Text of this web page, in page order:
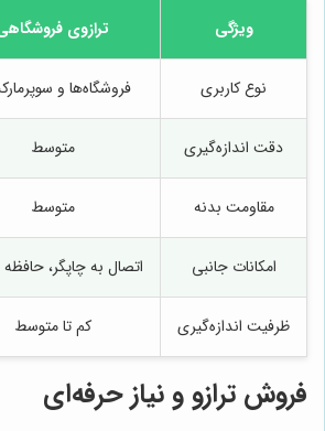
ویژگی ترازوی
نوع کاربری فروشگاه‌ها و
دقت اندازه‌گیری متوسط
مقاومت بدنه متوسط
امکانات جانبی اتصال به چاپگر،
ظرفیت اندازه‌گیری کم تا متوسط
فروش ترازو و نیاز حرفه‌ای